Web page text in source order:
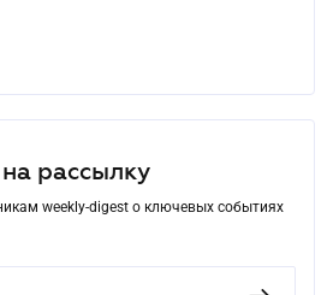
рассылку
weekly-digest о ключевых событиях